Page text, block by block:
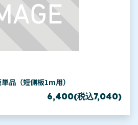
品（短側板1m用）
6,400(税込7,040)